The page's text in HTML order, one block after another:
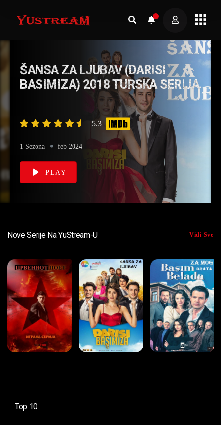
ZA LJUBAV (DARISI
2018 TURSKA SERIJA
5.3
feb 2024
EZRA
Nove Serije Na YuStream-U Vidi Sve
Top 10